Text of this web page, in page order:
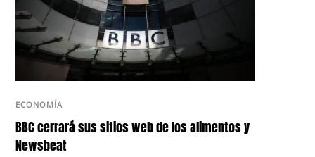
ECONOMÍA
BBC cerrará sus sitios web de los alimentos y
Newsbeat